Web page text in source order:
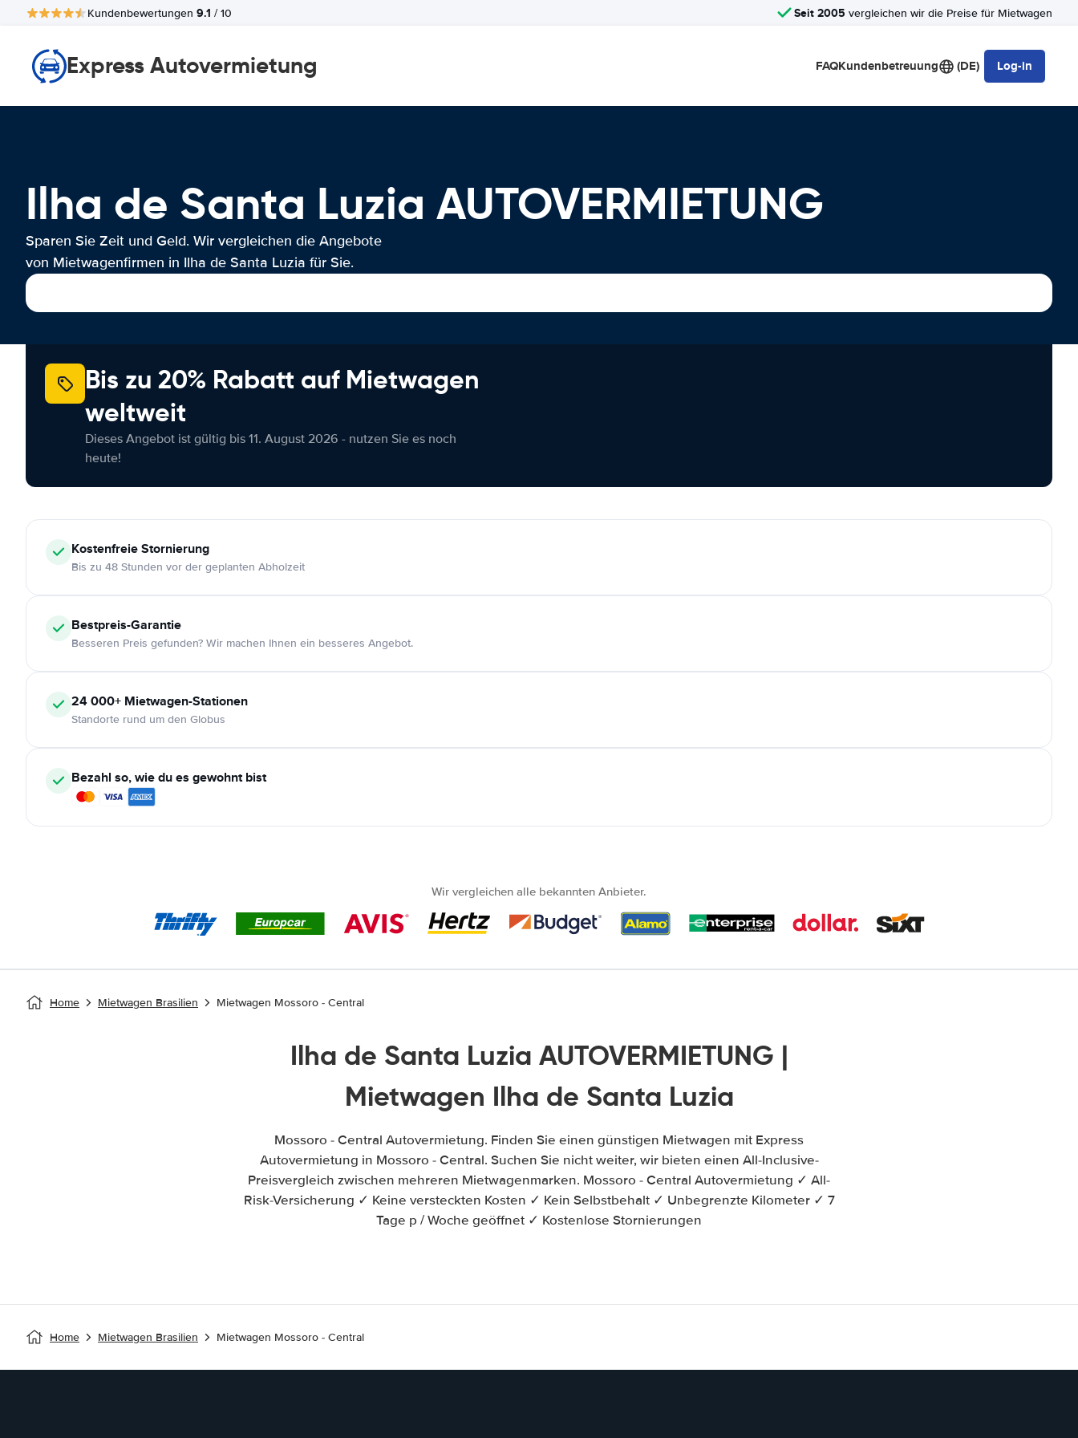
Kundenbewertungen 9.1 / 10 Seit 2005 vergleichen wir die Preise für Mietwagen
Express Autovermietung FAQKundenbetreuung (DE) Log-in
Ilha de Santa Luzia AUTOVERMIETUNG
Sparen Sie Zeit und Geld. Wir vergleichen die Angebote
von Mietwagenfirmen in Ilha de Santa Luzia für Sie.
Bis zu 20% Rabatt auf Mietwagen
weltweit
Dieses Angebot ist gültig bis 11. August 2026 - nutzen Sie es noch
heute!
KostenfreieStornierung
Bis zu 48 Stunden vor der geplanten Abholzeit
Bestpreis-Garantie
Besseren Preis gefunden? Wir machen Ihnen ein besseres Angebot.
24 000+ Mietwagen-Stationen
Standorte rund um den Globus
Bezahl so, wie du es gewohnt bist
Wir vergleichen alle bekannten Anbieter.
Home Mietwagen Brasilien Mietwagen Mossoro - Central
Ilha de Santa Luzia AUTOVERMIETUNG |
Mietwagen Ilha de Santa Luzia
Mossoro - Central Autovermietung. Finden Sie einen günstigen Mietwagen mit Express
Autovermietung in Mossoro - Central. Suchen Sie nicht weiter, wir bieten einen All-Inclusive-
Preisvergleich zwischen mehreren Mietwagenmarken. Mossoro - Central Autovermietung ✓ All-
Risk-Versicherung ✓ Keine versteckten Kosten ✓ Kein Selbstbehalt ✓ Unbegrenzte Kilometer ✓ 7
Tage p / Woche geöffnet ✓ Kostenlose Stornierungen
Home Mietwagen Brasilien Mietwagen Mossoro - Central